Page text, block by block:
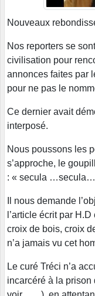
Nouveaux
Nos reporters se
civilisation pour
annonces faites par
pour ne pas le
Ce dernier avait
interposé.
Nous poussons les
s’approche, le
: « secula
Il nous demande
l’article écrit par
croix de bois, croix
n’a jamais vu cet
Le curé Tréci n’a
incarcéré à la prison